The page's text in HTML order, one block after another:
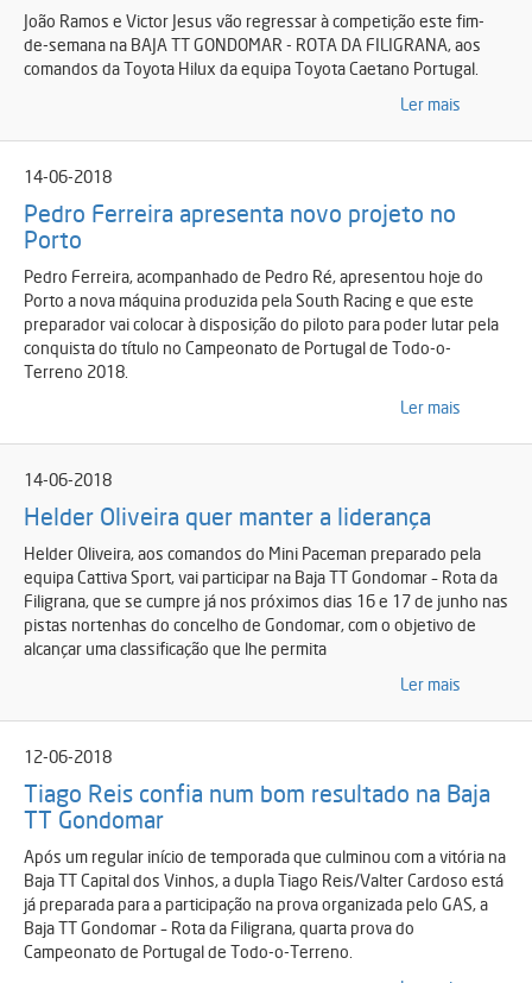
João Ramos e Victor Jesus vão regressar à competição este fim-
de-semana na BAJA TT GONDOMAR - ROTA DA FILIGRANA, aos
comandos da Toyota Hilux da equipa Toyota Caetano Portugal.
Ler mais
14-06-2018
Pedro Ferreira apresenta novo projeto no
Porto
Pedro Ferreira, acompanhado de Pedro Ré, apresentou hoje do
Porto a nova máquina produzida pela South Racing e que este
preparador vai colocar à disposição do piloto para poder lutar pela
conquista do título no Campeonato de Portugal de Todo-o-
Terreno 2018.
Ler mais
14-06-2018
Helder Oliveira quer manter a liderança
Helder Oliveira, aos comandos do Mini Paceman preparado pela
equipa Cattiva Sport, vai participar na Baja TT Gondomar – Rota da
Filigrana, que se cumpre já nos próximos dias 16 e 17 de junho nas
pistas nortenhas do concelho de Gondomar, com o objetivo de
alcançar uma classificação que lhe permita
Ler mais
12-06-2018
Tiago Reis confia num bom resultado na Baja
TT Gondomar
Após um regular início de temporada que culminou com a vitória na
Baja TT Capital dos Vinhos, a dupla Tiago Reis/Valter Cardoso está
já preparada para a participação na prova organizada pelo GAS, a
Baja TT Gondomar – Rota da Filigrana, quarta prova do
Campeonato de Portugal de Todo-o-Terreno.